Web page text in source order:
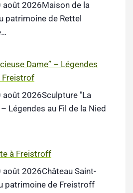
août 2026Maison de la
patrimoine de Rettel
Dame” – Légendes
Freistrof
2026Sculpture "La
Légendes au Fil de la Nied
à Freistroff
2026Château Saint-
patrimoine de Freistroff